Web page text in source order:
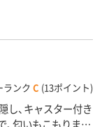
ランク C (13ポイント)
し、キャスター付き
、匂いもこもりませ